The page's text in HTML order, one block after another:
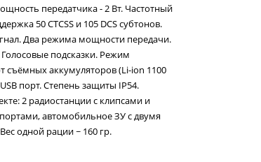
передатчика - 2 Вт. Частотный
50 CTCSS и 105 DCS субтонов.
Два режима мощности передачи.
подсказки. Режим
съёмных аккумуляторов (Li-ion 1100
порт. Степень защиты IP54.
2 радиостанции с клипсами и
автомобильное ЗУ с двумя
одной рации ~ 160 гр.